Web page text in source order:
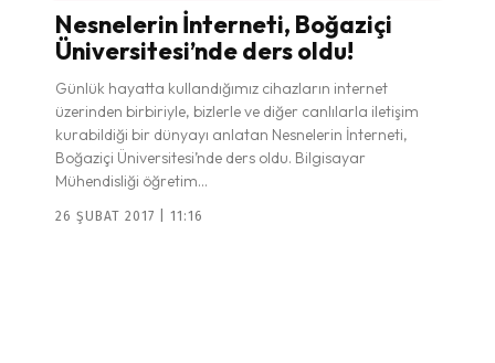
Nesnelerin İnterneti, Boğaziçi
Üniversitesi’nde ders oldu!
Günlük hayatta kullandığımız cihazların internet
üzerinden birbiriyle, bizlerle ve diğer canlılarla iletişim
kurabildiği bir dünyayı anlatan Nesnelerin İnterneti,
Boğaziçi Üniversitesi’nde ders oldu. Bilgisayar
Mühendisliği öğretim...
26 ŞUBAT 2017 | 11:16